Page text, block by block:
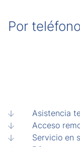
Por
Asistencia
Acceso
Servicio en